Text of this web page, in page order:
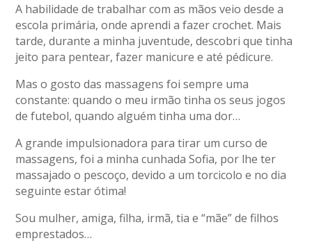
A habilidade de trabalhar com as mãos veio desde a
escola primária, onde aprendi a fazer crochet. Mais
tarde, durante a minha juventude, descobri que tinha
jeito para pentear, fazer manicure e até pédicure.
Mas o gosto das massagens foi sempre uma
constante: quando o meu irmão tinha os seus jogos
de futebol, quando alguém tinha uma dor…
A grande impulsionadora para tirar um curso de
massagens, foi a minha cunhada Sofia, por lhe ter
massajado o pescoço, devido a um torcicolo e no dia
seguinte estar ótima!
Sou mulher, amiga, filha, irmã, tia e “mãe” de filhos
emprestados…